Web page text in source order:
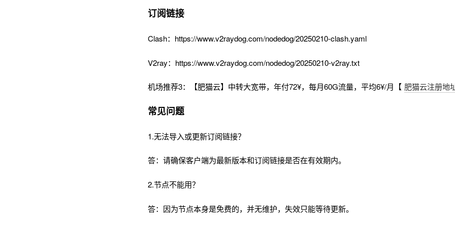
订阅链接
Clash：https://www.v2raydog.com/nodedog/20250210-clash.yaml
V2ray：https://www.v2raydog.com/nodedog/20250210-v2ray.txt
机场推荐3：【肥猫云】中转大宽带，年付72¥，每月60G流量，平均6¥/月【 肥猫云注册地
常见问题
1.无法导入或更新订阅链接？
答：请确保客户端为最新版本和订阅链接是否在有效期内。
2.节点不能用？
答：因为节点本身是免费的，并无维护，失效只能等待更新。